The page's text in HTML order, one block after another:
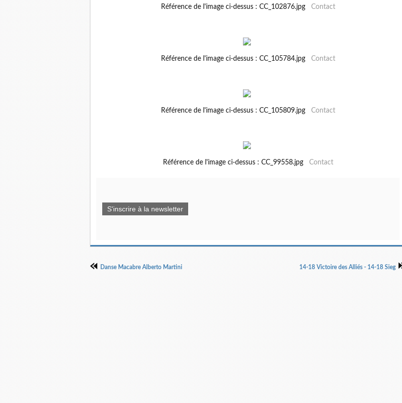
Référence de l'image ci-dessus : CC_102876.jpg Contact
Référence de l'image ci-dessus : CC_105784.jpg Contact
Référence de l'image ci-dessus : CC_105809.jpg Contact
Référence de l'image ci-dessus : CC_99558.jpg Contact
S'inscrire à la newsletter
Danse Macabre Alberto Martini 14-18 Victoire des Alliés - 14-18 Sieg